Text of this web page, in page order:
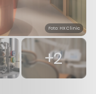
Foto: HX Clinic
+2